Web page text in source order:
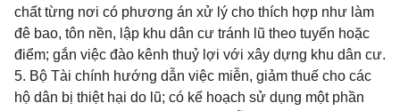
chất từng nơi có phương án xử lý cho thích hợp như làm
đê bao, tôn nền, lập khu dân cư tránh lũ theo tuyến hoặc
điểm; gắn việc đào kênh thuỷ lợi với xây dựng khu dân cư.
5. Bộ Tài chính hướng dẫn việc miễn, giảm thuế cho các
hộ dân bị thiệt hại do lũ; có kế hoạch sử dụng một phần